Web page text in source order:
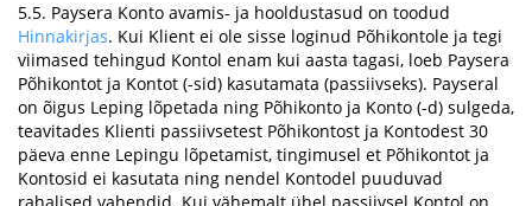
5.5. Paysera Konto avamis- ja hooldustasud on toodud
Hinnakirjas. Kui Klient ei ole sisse loginud Põhikontole ja tegi
viimased tehingud Kontol enam kui aasta tagasi, loeb Paysera
Põhikontot ja Kontot (-sid) kasutamata (passiivseks). Payseral
on õigus Leping lõpetada ning Põhikonto ja Konto (-d) sulgeda,
teavitades Klienti passiivsetest Põhikontost ja Kontodest 30
päeva enne Lepingu lõpetamist, tingimusel et Põhikontot ja
Kontosid ei kasutata ning nendel Kontodel puuduvad